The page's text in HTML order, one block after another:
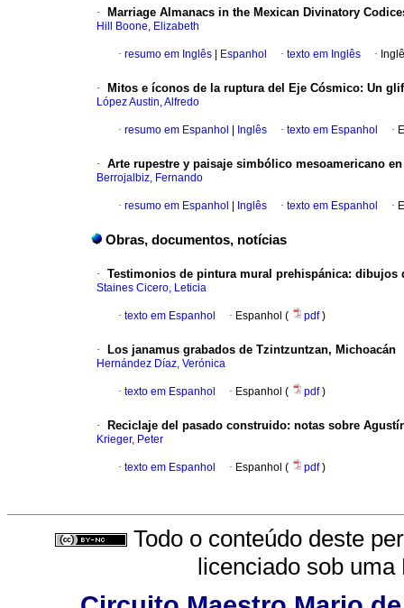
· Marriage Almanacs in the Mexican Divinatory
Hill Boone, Elizabeth
· resumo em Inglês Espanhol · texto em Inglês ·
· Mitos e íconos de la ruptura del Eje Cósmico: Un
López Austin, Alfredo
· resumo em Espanhol Inglês · texto em Espanhol ·
· Arte rupestre y paisaje simbólico mesoamericano
Berrojalbiz, Fernando
· resumo em Espanhol Inglês · texto em Espanhol ·
Obras, documentos, notícias
· Testimonios de pintura mural prehispánica: dibujos
Staines Cicero, Leticia
· texto em Espanhol · Espanhol ( pdf)
· Los janamus grabados de Tzintzuntzan, Michoacán
Hernández Díaz, Verónica
· texto em Espanhol · Espanhol ( pdf)
· Reciclaje del pasado construido: notas sobre
Krieger, Peter
· texto em Espanhol · Espanhol ( pdf)
Todo o conteúdo deste
licenciado sob uma